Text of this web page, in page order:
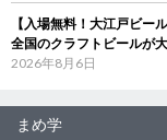
【入場無料！大江戸ビー
全国のクラフトビールが
2026年8月6日
まめ学